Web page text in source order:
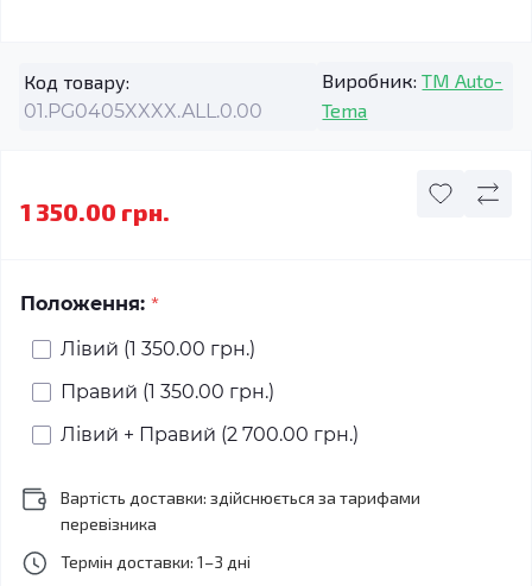
Код товару:
01.PG0405XXXX.ALL.0.00
Виробник: TM Auto-
Tema
1 350.00 грн.
Положення: *
Лівий (1 350.00 грн.)
Правий (1 350.00 грн.)
Лівий + Правий (2 700.00 грн.)
Вартість доставки: здійснюється за тарифами
перевізника
Термін доставки: 1–3 дні